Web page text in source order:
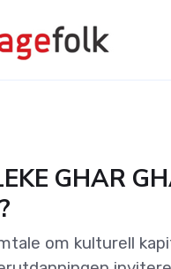
GHAR
om kulturell